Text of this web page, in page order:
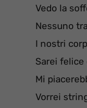
Vedo la
Nessuno
I nostri
Sarei
Mi
Vorrei